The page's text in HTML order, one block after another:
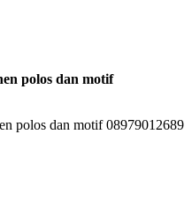
polos dan motif